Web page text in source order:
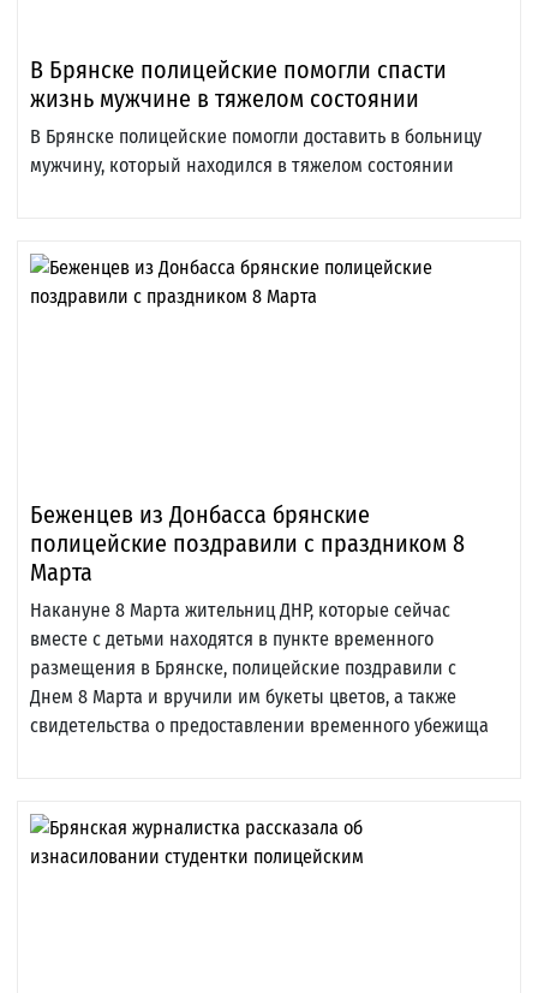
В Брянске полицейские помогли спасти
жизнь мужчине в тяжелом состоянии
В Брянске полицейские помогли доставить в больницу
мужчину, который находился в тяжелом состоянии
Беженцев из Донбасса брянские
полицейские поздравили с праздником 8
Марта
Накануне 8 Марта жительниц ДНР, которые сейчас
вместе с детьми находятся в пункте временного
размещения в Брянске, полицейские поздравили с
Днем 8 Марта и вручили им букеты цветов, а также
свидетельства о предоставлении временного убежища